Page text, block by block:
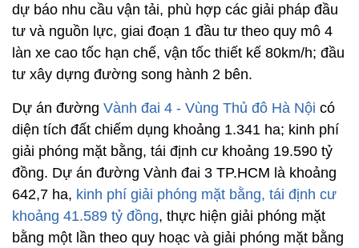
dự báo nhu cầu vận tải, phù hợp các giải pháp đầu
tư và nguồn lực, giai đoạn 1 đầu tư theo quy mô 4
làn xe cao tốc hạn chế, vận tốc thiết kế 80km/h; đầu
tư xây dựng đường song hành 2 bên.
Dự án đường Vành đai 4 - Vùng Thủ đô Hà Nội có
diện tích đất chiếm dụng khoảng 1.341 ha; kinh phí
giải phóng mặt bằng, tái định cư khoảng 19.590 tỷ
đồng. Dự án đường Vành đai 3 TP.HCM là khoảng
642,7 ha, kinh phí giải phóng mặt bằng, tái định cư
khoảng 41.589 tỷ đồng, thực hiện giải phóng mặt
bằng một lần theo quy hoạc và giải phóng mặt bằng